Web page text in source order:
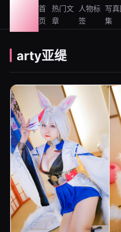
首
页
热门文
章
人物标
签
写真
集
arty亚缇